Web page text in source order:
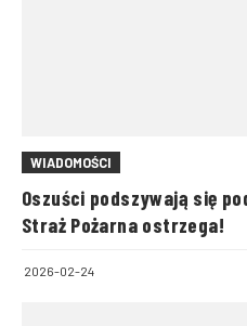
WIADOMOŚCI
Oszuści podszywają się
Straż Pożarna ostrzega!
2026-02-24